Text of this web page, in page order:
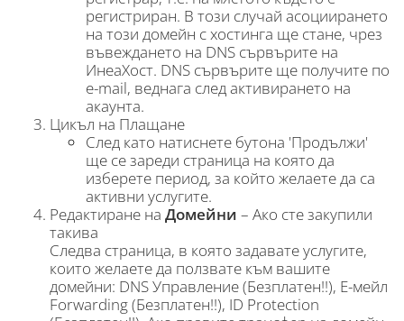
регистриран. В този случай асоциирането
на този домейн с хостинга ще стане, чрез
въвеждането на DNS сървърите на
ИнеаХост. DNS сървърите ще получите по
e-mail, веднага след активирането на
акаунта.
Цикъл на Плащане
След като натиснете бутона 'Продължи'
ще се зареди страница на която да
изберете период, за който желаете да са
активни услугите.
Редактиране на Домейни – Ако сте закупили
такива
Следва страница, в която задавате услугите,
които желаете да ползвате към вашите
домейни: DNS Управление (Безплатен!!), Е-мейл
Forwarding (Безплатен!!), ID Protection